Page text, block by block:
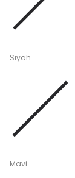
Siyah
Mavi